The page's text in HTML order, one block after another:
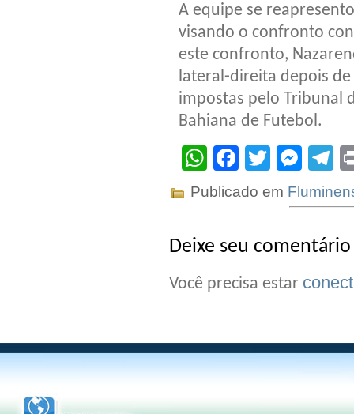
A equipe se
visando o confronto
este confronto,
lateral-direita depois
impostas pelo Tribunal
Bahiana de Futebol.
WhatsApp
Facebook
Twitter
Publicado em
Deixe seu comentário
Você precisa estar